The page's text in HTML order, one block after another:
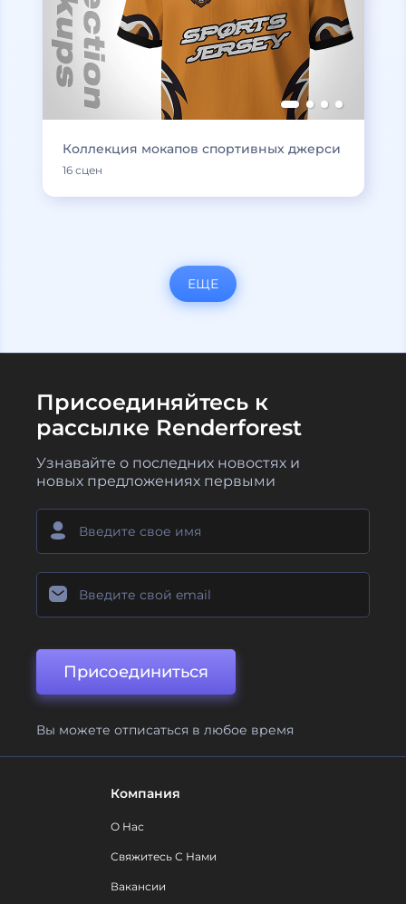
Коллекция мокапов спортивных джерси
16 сцен
ЕЩЕ
Присоединяйтесь к
рассылке Renderforest
Узнавайте о последних новостях и
новых предложениях первыми
Присоединиться
Вы можете отписаться в любое время
Компания
О Нас
Свяжитесь С Нами
Вакансии